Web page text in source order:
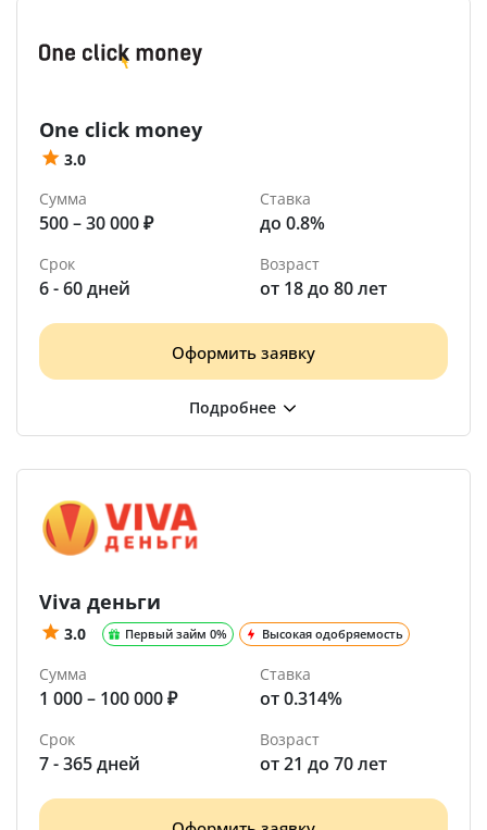
One click money
3.0
Сумма
500 – 30 000 ₽
Ставка
до 0.8%
Срок
6 - 60 дней
Возраст
от 18 до 80 лет
Оформить заявку
Viva деньги
3.0 Первый займ 0% Высокая одобряемость
Сумма
1 000 – 100 000 ₽
Ставка
от 0.314%
Срок
7 - 365 дней
Возраст
от 21 до 70 лет